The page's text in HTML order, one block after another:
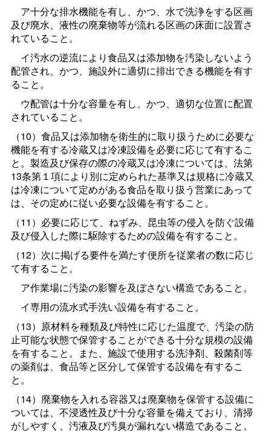
ア十分な排水機能を有し、かつ、水で洗浄をする区画
及び廃水、液性の廃棄物等が流れる区画の床面に設置さ
れていること。
イ汚水の逆流により食品又は添加物を汚染しないよう
配管され、かつ、施設外に適切に排出できる機能を有す
ること。
ウ配管は十分な容量を有し、かつ、適切な位置に配置
されていること。
（10）食品又は添加物を衛生的に取り扱うために必要な
機能を有する冷蔵又は冷凍設備を必要に応じて有するこ
と。製造及び保存の際の冷蔵又は冷凍については、法第
13条第１項により別に定められた基準又は規格に冷蔵又
は冷凍について定めがある食品を取り扱う営業にあって
は、その定めに従い必要な設備を有すること。
（11）必要に応じて、ねずみ、昆虫等の侵入を防ぐ設備
及び侵入した際に駆除するための設備を有すること。
（12）次に掲げる要件を満たす便所を従業者の数に応じ
て有すること。
ア作業場に汚染の影響を及ぼさない構造であること。
イ専用の流水式手洗い設備を有すること。
（13）原材料を種類及び特性に応じた温度で、汚染の防
止可能な状態で保管することができる十分な規模の設備
を有すること。また、施設で使用する洗浄剤、殺菌剤等
の薬剤は、食品等と区分して保管する設備を有するこ
と。
（14）廃棄物を入れる容器又は廃棄物を保管する設備に
ついては、不浸透性及び十分な容量を備えており、清掃
がしやすく、汚液及び汚臭が漏れない構造であること。